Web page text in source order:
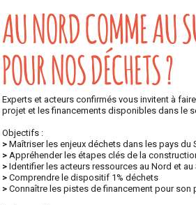
AU NORD COMME AU
POUR NOS DÉCHETS ?
Experts et acteurs confirmés vous invitent à
projet et les financements disponibles dans le
Objectifs :
> Maîtriser les enjeux déchets dans les pays du
> Appréhender les étapes clés de la
> Identifier les acteurs ressources au Nord et au
> Comprendre le dispositif 1% déchets
> Connaître les pistes de financement pour son